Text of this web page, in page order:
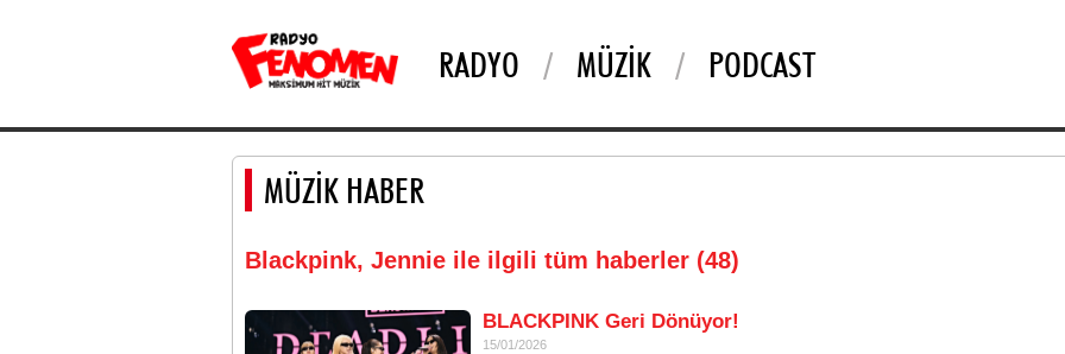
RADYO MÜZIK PODCAST
MÜZİK HABER
Blackpink, Jennie ile ilgili tüm haberler (48)
BLACKPINK Geri Dönüyor!
15/01/2026